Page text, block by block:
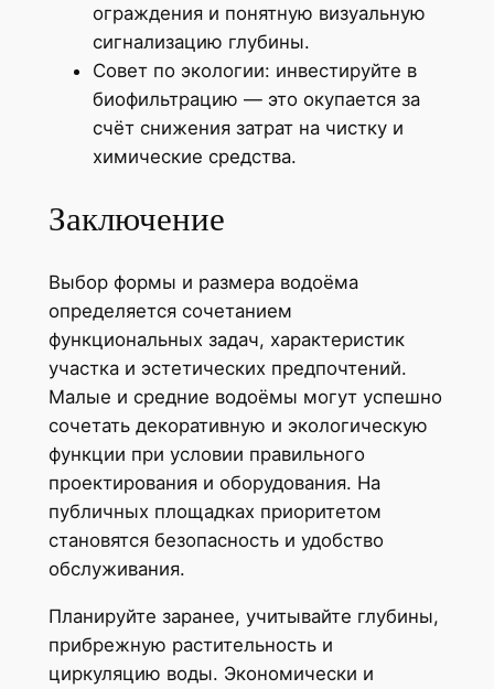
ограждения и понятную визуальную
сигнализацию глубины.
Совет по экологии: инвестируйте в
биофильтрацию — это окупается за
счёт снижения затрат на чистку и
химические средства.
Заключение
Выбор формы и размера водоёма
определяется сочетанием
функциональных задач, характеристик
участка и эстетических предпочтений.
Малые и средние водоёмы могут успешно
сочетать декоративную и экологическую
функции при условии правильного
проектирования и оборудования. На
публичных площадках приоритетом
становятся безопасность и удобство
обслуживания.
Планируйте заранее, учитывайте глубины,
прибрежную растительность и
циркуляцию воды. Экономически и